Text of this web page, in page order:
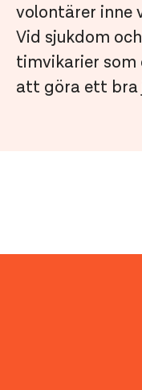
volontärer inne
Vid sjukdom
timvikarier som
att göra ett bra